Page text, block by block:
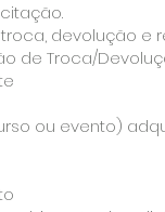
devolução
de Troca/
ou evento)